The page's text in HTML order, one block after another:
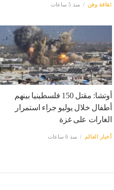
ثقافة وفن منذ 5 ساعات
أوتشا: مقتل 150 فلسطينيا بينهم
أطفال خلال يوليو جراء استمرار
الغارات على غزة
أخبار العالم منذ 6 ساعات